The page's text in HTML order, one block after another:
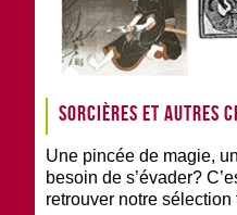
Sorcières et autres
Une pincée de magie,
besoin de s’évader?
retrouver notre